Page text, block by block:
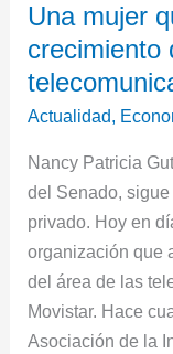
Una mujer
crecimiento
Actualidad,
Nancy Patricia
del Senado,
privado. Hoy en
organización que
del área de las
Movistar. Hace
Asociación de la
mujer
que
le
apuesta
crecimiento
del
país
a
través
de
las